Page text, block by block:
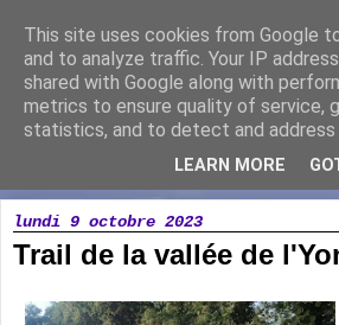
Running Loisir
Association de course à pied à la
lundi 9 octobre 2023
Trail de la vallée de
This site uses cookies from Google
and to analyze traffic. Your IP
shared with Google along with
metrics to ensure quality of service,
statistics, and to detect and address
LEARN MORE